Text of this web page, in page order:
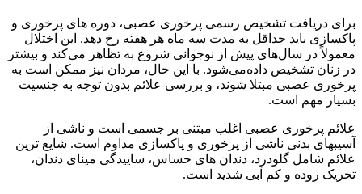
برای دریافت تشخیص رسمی پرخوری عصبی، دوره های پرخوری و
پاکسازی باید حداقل به مدت سه ماه هر هفته رخ دهد. این اختلال
معمولاً در سال‌های پیش از نوجوانی شروع به تظاهر می‌کند و بیشتر
در زنان تشخیص داده‌می‌شود. با این حال، مردان نیز ممکن است به
پرخوری عصبی مبتلا شوند، و بررسی علائم بدون توجه به جنسیت
بسیار مهم است.
علائم پرخوری عصبی اغلب مبتنی بر جسمی است و ناشی از
آسیبهای بدنی ناشی از پرخوری و پاکسازی مداوم است. شایع ترین
علائم شامل گلودرد، دندان های حساس، ساییدگی مینای دندان،
تحریک روده و کم آبی شدید است.